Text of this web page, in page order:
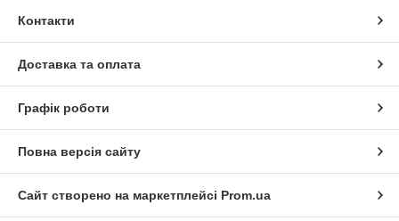
Контакти
Доставка та оплата
Графік роботи
Повна версія сайту
Сайт створено на маркетплейсі Prom.ua